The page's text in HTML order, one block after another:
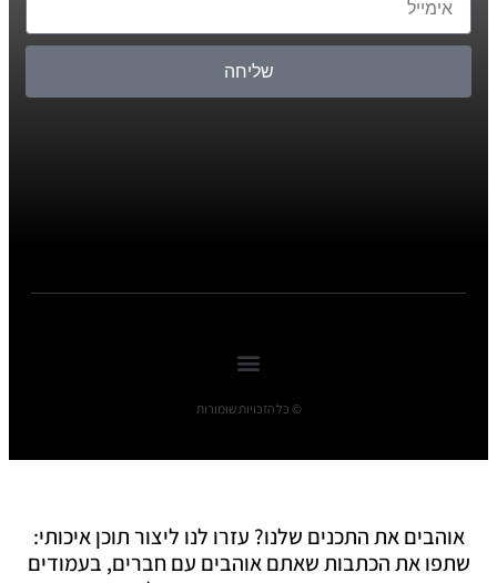
שליחה
© כל הזכויות שומורות
אוהבים את התכנים שלנו? עזרו לנו ליצור תוכן איכותי:
שתפו את הכתבות שאתם אוהבים עם חברים, בעמודים